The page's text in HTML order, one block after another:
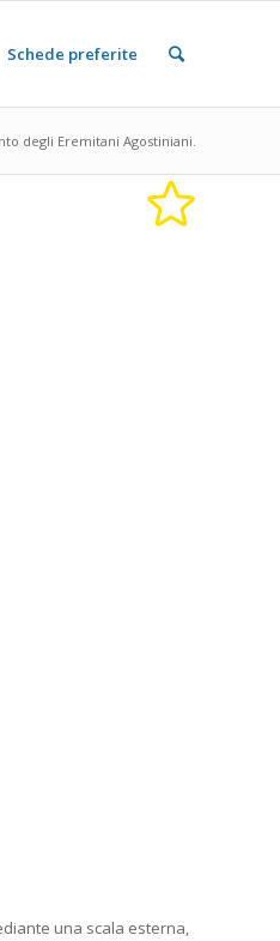
Schede preferite
degli Eremitani Agostiniani.
una scala esterna,